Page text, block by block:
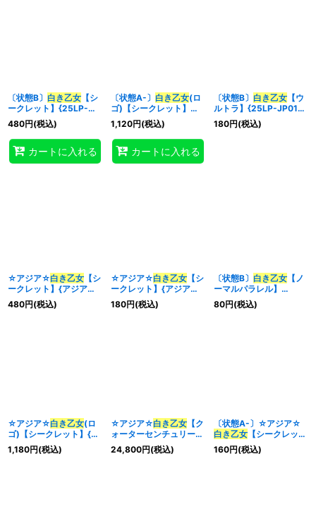
〔状態B〕 白き乙女 【シ
ークレット】{25LP-
JP018}《モンスター》
480円(税込)
カートに入れる
〔状態A-〕 白き乙女(ロ
ゴ)【シークレット】
{25LP-JP018}《モンス
ター》
1,120円(税込)
カートに入れる
〔状態B〕 白き乙女【ウ
ルトラ】{25LP-JP018}
《モンスター》
180円(税込)
☆アジア☆白き乙女 【シ
ークレット】{アジア
SD47-JPP01}《モンス
ター》
480円(税込)
☆アジア☆白き乙女【シ
ークレット】{アジア
25LP-JP018}《モンス
ター》
180円(税込)
〔状態B〕 白き乙女【ノ
ーマルパラレル】
{SD47-JP002}《モン
スター》
80円(税込)
☆アジア☆白き乙女(ロ
ゴ)【シークレット】{ア
ジア25LP-JP018}《モ
ンスター》
1,180円(税込)
☆アジア☆白き乙女【ク
ォーターセンチュリーシ
ークレット】{アジア
SD47-JPP01}《モンス
24,800円(税込)
〔状態A-〕☆アジア☆
白き乙女【シークレッ
ト】{アジア25LP-
JP018}《モンスター》
160円(税込)